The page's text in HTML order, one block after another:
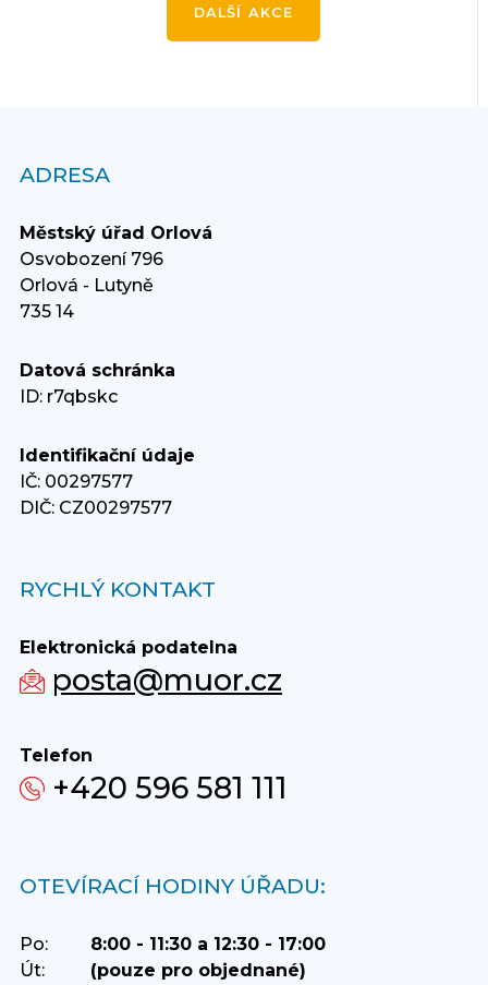
DALŠÍ AKCE
ADRESA
Městský úřad Orlová
Osvobození 796
Orlová - Lutyně
735 14
Datová schránka
ID: r7qbskc
Identifikační údaje
IČ: 00297577
DIČ: CZ00297577
RYCHLÝ KONTAKT
Elektronická podatelna
posta@muor.cz
Telefon
+420 596 581 111
OTEVÍRACÍ HODINY ÚŘADU:
Po:
8:00 - 11:30 a 12:30 - 17:00
Út:
(pouze pro objednané)